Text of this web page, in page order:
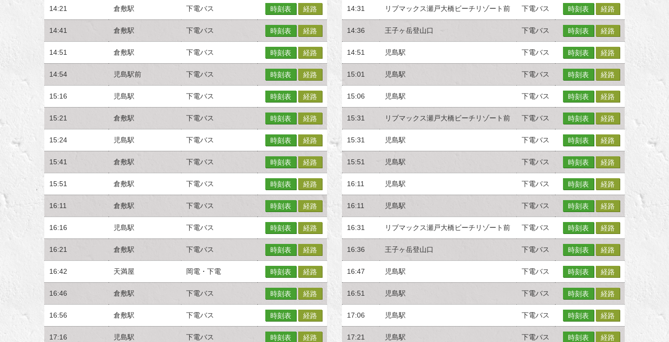
14:21 倉敷駅 下電バス 時刻表 経路
14:41 倉敷駅 下電バス 時刻表 経路
14:51 倉敷駅 下電バス 時刻表 経路
14:54 児島駅前 下電バス 時刻表 経路
15:16 児島駅 下電バス 時刻表 経路
15:21 倉敷駅 下電バス 時刻表 経路
15:24 児島駅 下電バス 時刻表 経路
15:41 倉敷駅 下電バス 時刻表 経路
15:51 倉敷駅 下電バス 時刻表 経路
16:11 倉敷駅 下電バス 時刻表 経路
16:16 児島駅 下電バス 時刻表 経路
16:21 倉敷駅 下電バス 時刻表 経路
16:42 天満屋 岡電・下電 時刻表 経路
16:46 倉敷駅 下電バス 時刻表 経路
16:56 倉敷駅 下電バス 時刻表 経路
17:16 児島駅 下電バス 時刻表 経路
14:31 リブマックス瀬戸大橋ビーチリゾート前 下電バス 時刻表 経路
14:36 王子ヶ岳登山口 下電バス 時刻表 経路
14:51 児島駅 下電バス 時刻表 経路
15:01 児島駅 下電バス 時刻表 経路
15:06 児島駅 下電バス 時刻表 経路
15:31 リブマックス瀬戸大橋ビーチリゾート前 下電バス 時刻表 経路
15:31 児島駅 下電バス 時刻表 経路
15:51 児島駅 下電バス 時刻表 経路
16:11 児島駅 下電バス 時刻表 経路
16:11 児島駅 下電バス 時刻表 経路
16:31 リブマックス瀬戸大橋ビーチリゾート前 下電バス 時刻表 経路
16:36 王子ヶ岳登山口 下電バス 時刻表 経路
16:47 児島駅 下電バス 時刻表 経路
16:51 児島駅 下電バス 時刻表 経路
17:06 児島駅 下電バス 時刻表 経路
17:21 児島駅 下電バス 時刻表 経路